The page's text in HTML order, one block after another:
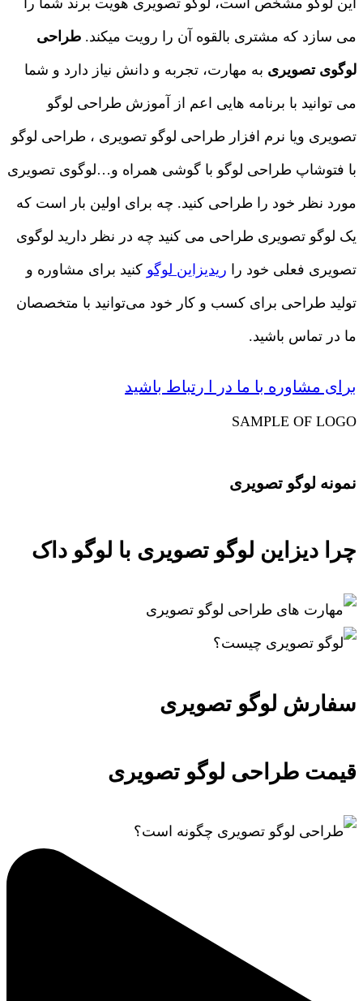
این لوگو مشخص است، لوگو تصویری هویت برند شما را
می سازد که مشتری بالقوه آن را رویت میکند. طراحی
لوگوی تصویری به مهارت، تجربه و دانش نیاز دارد و شما
می توانید با برنامه هایی اعم از آموزش طراحی لوگو
تصویری ویا نرم افزار طراحی لوگو تصویری ، طراحی لوگو
با فتوشاپ طراحی لوگو با گوشی همراه و…لوگوی تصویری
مورد نظر خود را طراحی کنید. چه برای اولین بار است که
یک لوگو تصویری طراحی می کنید چه در نظر دارید لوگوی
تصویری فعلی خود را ریدیزاین لوگو کنید برای مشاوره و
تولید طراحی برای کسب و کار خود می‌توانید با متخصصان
ما در تماس باشید.
برای مشاوره با ما در ا رتباط باشید
SAMPLE OF LOGO
نمونه لوگو تصویری
چرا دیزاین لوگو تصویری با لوگو داک
سفارش لوگو تصویری
قیمت طراحی لوگو تصویری